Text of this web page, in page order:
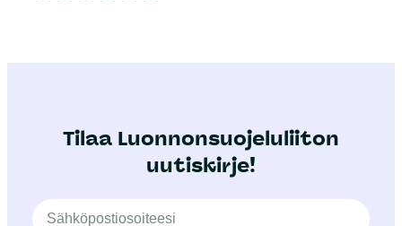
Tilaa Luonnonsuojeluliiton
uutiskirje!